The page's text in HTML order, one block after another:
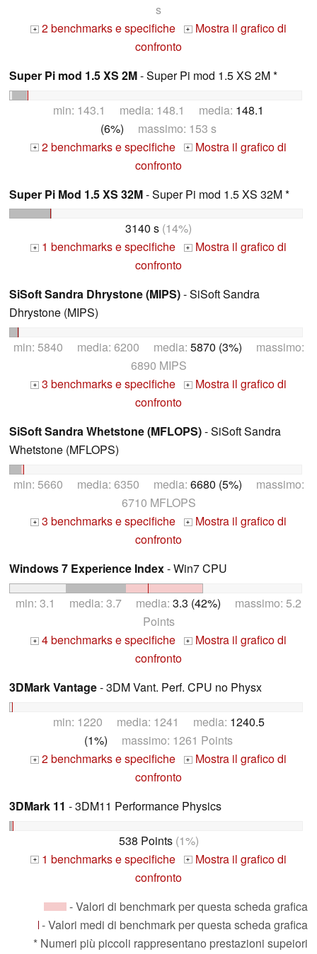
s
+ 2 benchmarks e specifiche + Mostra il grafico di
confronto
Super Pi mod 1.5 XS 2M- Super Pi mod 1.5 XS 2M *
min: 143.1 media: 148.1 media: 148.1
(6%) massimo: 153 s
+ 2 benchmarks e specifiche + Mostra il grafico di
confronto
Super Pi Mod 1.5 XS 32M- Super Pi mod 1.5 XS 32M *
3140 s (14%)
+ 1 benchmarks e specifiche + Mostra il grafico di
confronto
SiSoft Sandra Dhrystone (MIPS)- SiSoft Sandra
Dhrystone (MIPS)
min: 5840 media: 6200 media: 5870 (3%) massimo:
6890 MIPS
+ 3 benchmarks e specifiche + Mostra il grafico di
confronto
SiSoft Sandra Whetstone (MFLOPS)- SiSoft Sandra
Whetstone (MFLOPS)
min: 5660 media: 6350 media: 6680 (5%) massimo:
6710 MFLOPS
+ 3 benchmarks e specifiche + Mostra il grafico di
confronto
Windows 7 Experience Index- Win7 CPU
min: 3.1 media: 3.7 media: 3.3 (42%) massimo: 5.2
Points
+ 4 benchmarks e specifiche + Mostra il grafico di
confronto
3DMark Vantage- 3DM Vant. Perf. CPU no Physx
min: 1220 media: 1241 media: 1240.5
(1%) massimo: 1261 Points
+ 2 benchmarks e specifiche + Mostra il grafico di
confronto
3DMark 11 - 3DM11 Performance Physics
538 Points(1%)
+ 1 benchmarks e specifiche + Mostra il grafico di
confronto
- Valori di benchmark per questa scheda grafica
- Valori medi di benchmark per questa scheda grafica
* Numeri più piccoli rappresentano prestazioni supeiori